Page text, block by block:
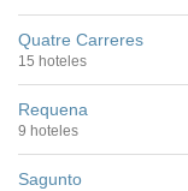
Quatre Carreres
15 hoteles
Requena
9 hoteles
Sagunto